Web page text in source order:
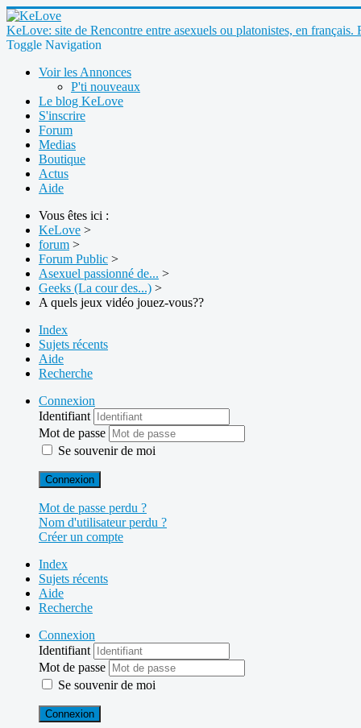
KeLove: site de Rencontre entre asexuels ou platonistes, en français.
Toggle Navigation
Voir les Annonces
P'ti nouveaux
Le blog KeLove
S'inscrire
Forum
Medias
Boutique
Actus
Aide
Vous êtes ici :
KeLove >
forum >
Forum Public >
Asexuel passionné de... >
Geeks (La cour des...) >
A quels jeux vidéo jouez-vous??
Index
Sujets récents
Aide
Recherche
Connexion
Identifiant
Mot de passe
Se souvenir de moi
Connexion
Mot de passe perdu ?
Nom d'utilisateur perdu ?
Créer un compte
Index
Sujets récents
Aide
Recherche
Connexion
Identifiant
Mot de passe
Se souvenir de moi
Connexion